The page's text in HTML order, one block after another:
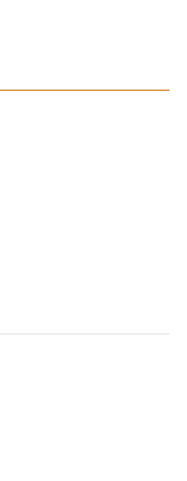
моды
моды,
с 26 сентября